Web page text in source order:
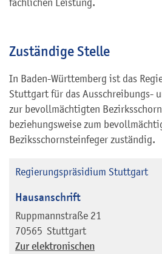
fachlichen Leistung.
Zuständige Stelle
In Baden-Württemberg ist das
Stuttgart für das Ausschreibungs-
zur bevollmächtigten
beziehungsweise zum
Beziksschornsteinfeger zuständig.
Regierungspräsidium Stuttgart
Hausanschrift
Ruppmannstraße 21
70565 Stuttgart
Zur elektronischen